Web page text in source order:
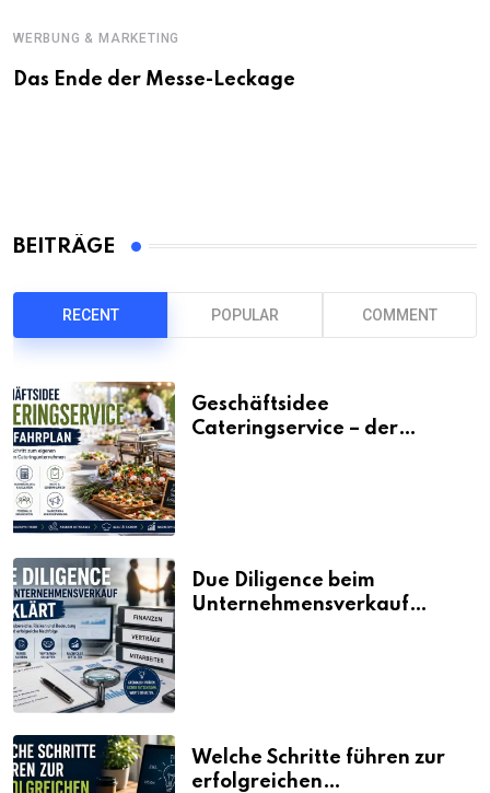
WERBUNG & MARKETING
Das Ende der Messe-Leckage
BEITRÄGE
RECENT POPULAR COMMENT
Geschäftsidee
Cateringservice – der
Due Diligence beim
Unternehmensverkauf
Welche Schritte führen zur
erfolgreichen